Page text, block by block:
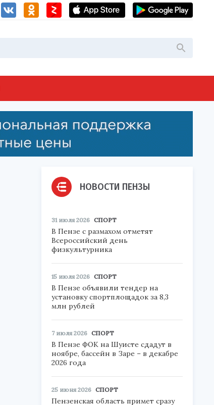
НОВОСТИ ПЕНЗЫ
31 июля 2026 СПОРТ
В Пензе с размахом отметят
Всероссийский день
физкультурника
15 июля 2026 СПОРТ
В Пензе объявили тендер на
установку спортплощадок за 8,3
млн рублей
7 июля 2026 СПОРТ
В Пензе ФОК на Шуисте сдадут в
ноябре, бассейн в Заре – в декабре
2026 года
25 июня 2026 СПОРТ
Пензенская область примет сразу